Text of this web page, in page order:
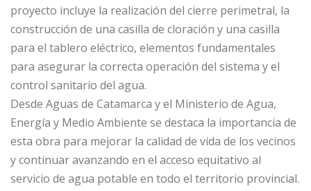
proyecto incluye la realización del cierre perimetral, la
construcción de una casilla de cloración y una casilla
para el tablero eléctrico, elementos fundamentales
para asegurar la correcta operación del sistema y el
control sanitario del agua.
Desde Aguas de Catamarca y el Ministerio de Agua,
Energía y Medio Ambiente se destaca la importancia de
esta obra para mejorar la calidad de vida de los vecinos
y continuar avanzando en el acceso equitativo al
servicio de agua potable en todo el territorio provincial.